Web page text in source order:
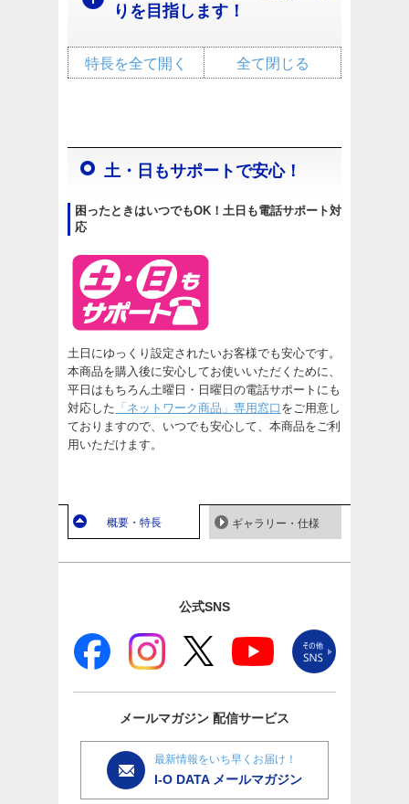
りを目指します！
全て閉じる
特長を全て開く
土・日もサポートで安心！
困ったときはいつでもOK！土日も電話サポート対
応
土日にゆっくり設定されたいお客様でも安心です。
本商品を購入後に安心してお使いいただくために、
平日はもちろん土曜日・日曜日の電話サポートにも
対応した 「ネットワーク商品」専用窓口 をご用意し
ておりますので、いつでも安心して、本商品をご利
用いただけます。
概要・特長 ギャラリー・仕様
公式SNS
メールマガジン 配信サービス
最新情報をいち早くお届け！
I-O DATA メールマガジン